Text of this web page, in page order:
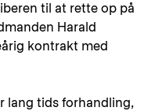
til at rette op på
Harald
kontrakt med
lang tids forhandling,